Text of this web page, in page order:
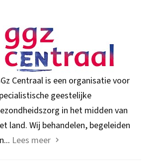
Centraal is een organisatie voor
geestelijke
in het midden van
land. Wij behandelen, begeleiden
Lees meer